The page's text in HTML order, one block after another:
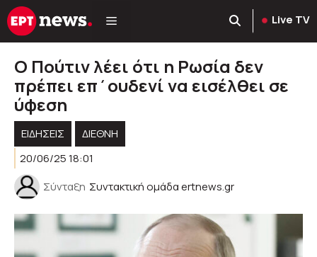
Μετάβαση
σε
Live TV
Ο Πούτιν λέει ότι η Ρωσία δεν
πρέπει επ΄ουδενί να εισέλθει σε
ύφεση
ΕΙΔΗΣΕΙΣ
ΔΙΕΘΝΗ
20/06/25 18:01
Σύνταξη Συντακτική ομάδα ertnews.gr